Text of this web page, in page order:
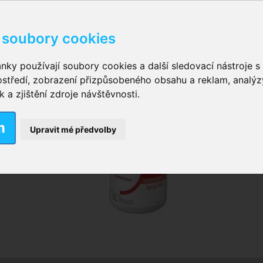
cookies
používají soubory cookies a další sledovací nástroje s
zobrazení přizpůsobeného obsahu a reklam,
a zjištění zdroje návštěvnosti.
Upravit mé předvolby
kalhotky zalepovací ,Inkontinenční kalhotky
vložky pro muže
plavky,Dámské inkontinenční plavky